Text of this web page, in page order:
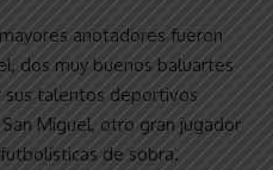
anotadores fueron
dos muy buenos baluartes
sus talentos deportivos
Miguel, otro gran jugador
de sobra.